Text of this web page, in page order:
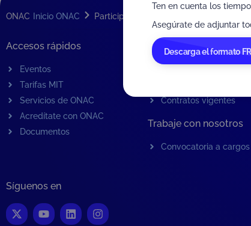
ONAC Inicio ONAC Participante – participante en un
Accesos rápidos
Eventos
Tarifas MIT
Servicios de ONAC
Acredítate con ONAC
Documentos
Contratación de
Contratos vigentes
Trabaje con nosotros
Convocatoria a
Síguenos en
Ten en cuenta los
Asegúrate de adjuntar
Descarga el formato